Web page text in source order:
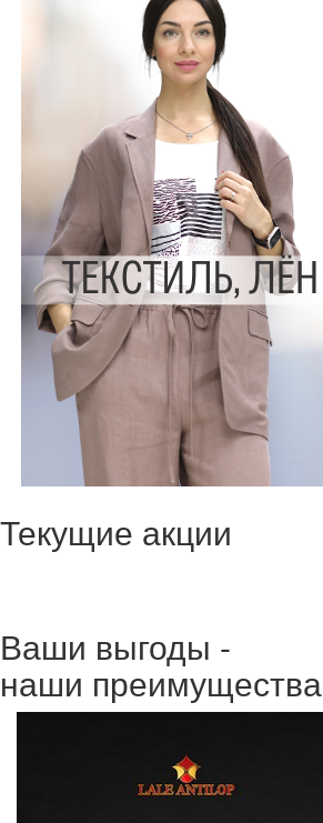
Текущие акции
Ваши выгоды -
наши преимущества